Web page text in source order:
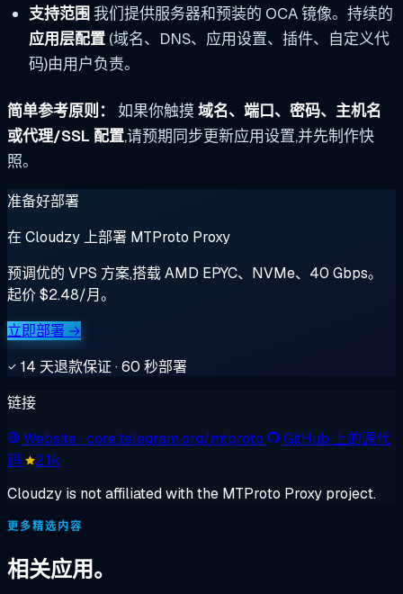
支持范围 我们提供服务器和预装的 OCA 镜像。持续的
应用层配置(域名、DNS、应用设置、插件、自定义代
码)由用户负责。
简单参考原则： 如果你触摸 域名、端口、密码、主机名
或代理/SSL 配置,请预期同步更新应用设置,并先制作快
照。
准备好部署
在 Cloudzy 上部署 MTProto Proxy
预调优的 VPS 方案,搭载 AMD EPYC、NVMe、40 Gbps。
起价 $2.48/月。
立即部署 →
14 天退款保证 · 60 秒部署
链接
Website· core.telegram.org/mtproto
GitHub 上的源代
码
2.1k
Cloudzy is not affiliated with the MTProto Proxy project.
更多精选内容
相关应用。